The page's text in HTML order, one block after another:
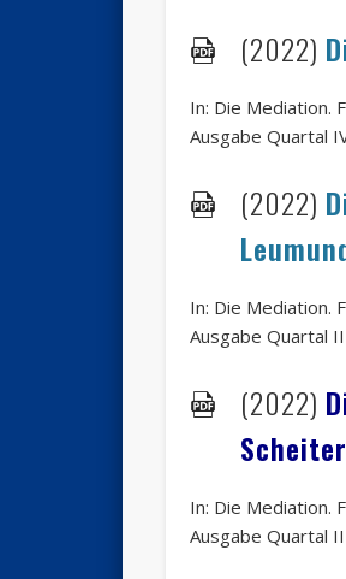
(2022)
In: Die Mediation.
Ausgabe Quartal
(2022)
In: Die Mediation.
Ausgabe Quartal
(2022)
In: Die Mediation.
Ausgabe Quartal